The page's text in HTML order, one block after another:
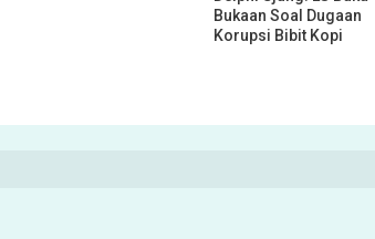
Bukaan Soal Dugaan
Korupsi Bibit Kopi